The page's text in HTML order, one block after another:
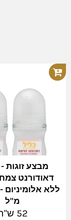
מבצע זוגות
דאודורנט
מ"ל
מחיר
52 ש"ח